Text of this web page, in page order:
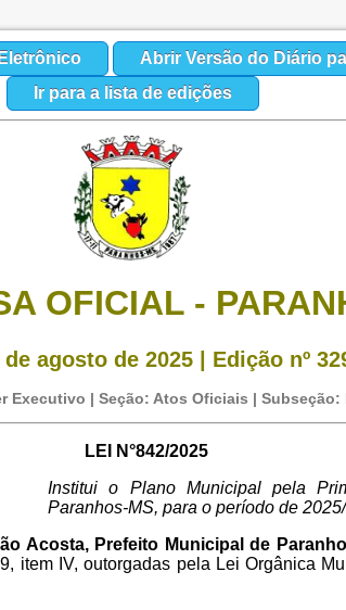
Abrir Versão do Diário
Ir para a lista de edições
OFICIAL -
agosto de 2025 | Edição nº
Executivo | Seção: Atos Oficiais | Subseção:
LEI N°842/2025
Institui o Plano Municipal pela
Paranhos-MS, para o período de
Acosta, Prefeito Municipal de
item IV, outorgadas pela Lei Orgânica